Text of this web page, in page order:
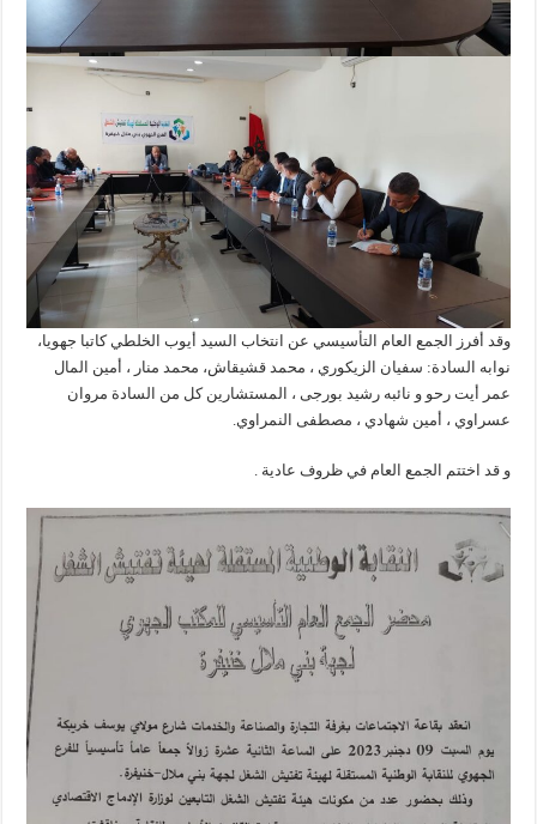
وقد أفرز الجمع العام التأسيسي عن انتخاب السيد أيوب الخلطي كاتبا جهويا،
نوابه السادة: سفيان الزيكوري ، محمد قشيقاش، محمد منار ، أمين المال
عمر أيت رحو و نائبه رشيد بورجى ، المستشارين كل من السادة مروان
عسراوي ، أمين شهادي ، مصطفى النمراوي.
و قد اختتم الجمع العام في ظروف عادية .